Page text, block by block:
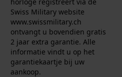
Swiss Military website
www.swissmilitary.ch
ontvangt u bovendien gratis
2 jaar extra garantie. Alle
informatie vindt u op het
garantiekaartje bij uw
aankoop.